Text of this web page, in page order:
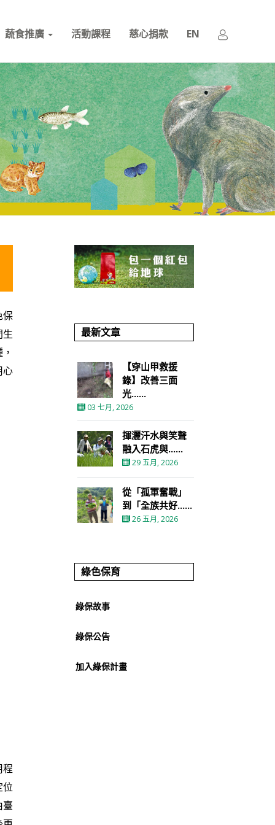
蔬食推廣 活動課程 慈心捐款 EN
保
心
位
臺
最新文章
【穿山甲救援
錄】改善三面
光......
03 七月, 2026
揮灑汗水與笑聲
融入石虎與......
29 五月, 2026
從「孤軍奮戰」
到「全族共好......
26 五月, 2026
綠色保育
綠保故事
綠保公告
加入綠保計畫